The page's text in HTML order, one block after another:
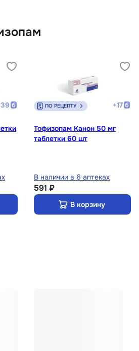
39 ПО РЕЦЕПТУ +17
Тофизопам Канон 50 мг
таблетки 60 шт
В наличии в 6 аптеках
591 ₽
В корзину